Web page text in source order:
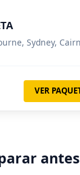
Sydney,
VER